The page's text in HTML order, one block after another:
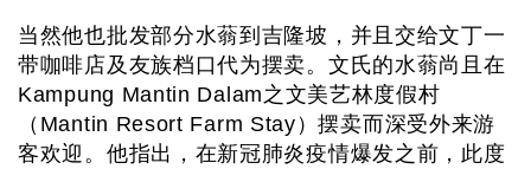
当然他也批发部分水蓊到吉隆坡，并且交给文丁一
带咖啡店及友族档口代为摆卖。文氏的水蓊尚且在
Kampung Mantin Dalam之文美艺林度假村
（Mantin Resort Farm Stay）摆卖而深受外来游
客欢迎。他指出，在新冠肺炎疫情爆发之前，此度